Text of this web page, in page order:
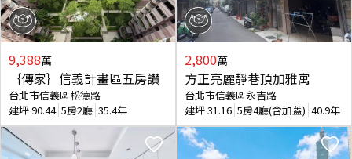
9,388萬
｛傳家｝信義計畫區五房讚
台北市信義區松德路
建坪90.44 5房2廳 35.4年
2,800萬
方正亮麗靜巷頂加雅寓
台北市信義區永吉路
建坪31.16 5房4廳(含加蓋) 40.9年